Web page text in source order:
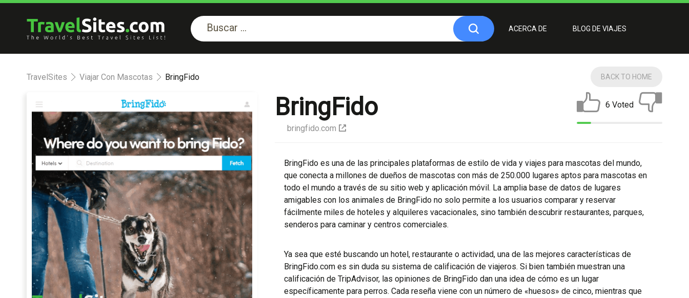
ACERCA DE BLOG DE VIAJES
TravelSites Viajar Con Mascotas BringFido BACK TO HOME
BringFido
bringfido.com
6 Voted
BringFido es una de las principales plataformas de estilo de vida y viajes para mascotas del mundo,
que conecta a millones de dueños de mascotas con más de 250.000 lugares aptos para mascotas en
todo el mundo a través de su sitio web y aplicación móvil. La amplia base de datos de lugares
amigables con los animales de BringFido no solo permite a los usuarios comparar y reservar
fácilmente miles de hoteles y alquileres vacacionales, sino también descubrir restaurantes, parques,
senderos para caminar y centros comerciales.
Ya sea que esté buscando un hotel, restaurante o actividad, una de las mejores características de
BringFido.com es sin duda su sistema de calificación de viajeros. Si bien también muestran una
calificación de TripAdvisor, las opiniones de BringFido dan una idea de cómo es un lugar
específicamente para perros. Cada reseña viene con un número de «huesos» de cinco, mientras que